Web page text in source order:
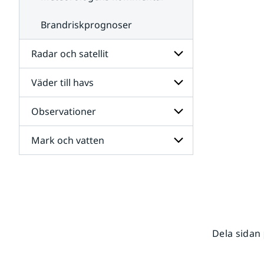
Brandriskprognoser
Radar och satellit
Undersidor
för
Radar
och
satellit
Väder till havs
Undersidor
för
Väder
till
havs
Observationer
Undersidor
för
Mark och vatten
Dela sidan